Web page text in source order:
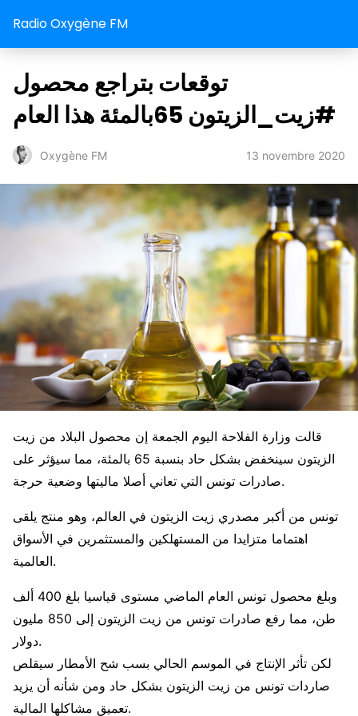
Radio Oxygène FM
توقعات بتراجع محصول
#زيت_الزيتون 65بالمئة هذا العام
Oxygène FM 13 novembre 2020
قالت وزارة الفلاحة اليوم الجمعة إن محصول البلاد من زيت
الزيتون سينخفض بشكل حاد بنسبة 65 بالمئة، مما سيؤثر على
صادرات تونس التي تعاني أصلا ماليتها وضعية حرجة.
تونس من أكبر مصدري زيت الزيتون في العالم، وهو منتج يلقى
اهتماما متزايدا من المستهلكين والمستثمرين في الأسواق
العالمية.
وبلغ محصول تونس العام الماضي مستوى قياسيا بلغ 400 ألف
طن، مما رفع صادرات تونس من زيت الزيتون إلى 850 مليون
دولار.
لكن تأثر الإنتاج في الموسم الحالي بسب شح الأمطار سيقلص
صاردات تونس من زيت الزيتون بشكل حاد ومن شأنه أن يزيد
تعميق مشاكلها المالية.